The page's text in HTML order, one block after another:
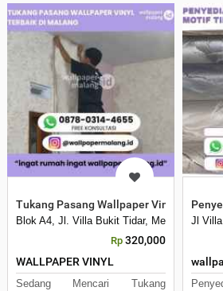
Tukang Pasang Wallpaper Vinyl Terbaik
Blok A4, Jl. Villa Bukit Tidar, Merjosari,
Rp 320,000
WALLPAPER VINYL
Sedang Mencari Tukang
Jl